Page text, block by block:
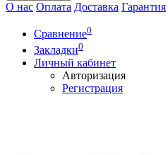
О нас Оплата Доставка Гарантия
Сравнение0
Закладки0
Личный кабинет
Авторизация
Регистрация